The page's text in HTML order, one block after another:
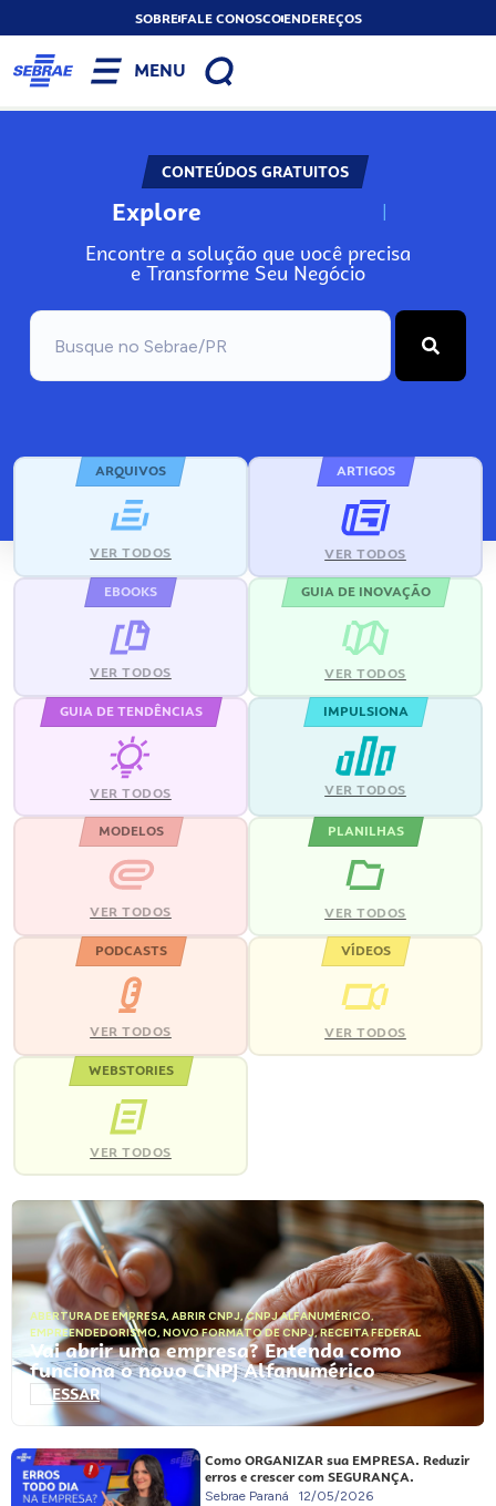
SOBREFALE CONOSCOENDEREÇOS
MENU
CONTEÚDOS GRATUITOS
Explore N
Encontre a solução que você precisa
e Transforme Seu Negócio
ARQUIVOS
VER TODOS
ARTIGOS
VER TODOS
EBOOKS
VER TODOS
GUIA DE INOVAÇÃO
VER TODOS
GUIA DE TENDÊNCIAS
VER TODOS
IMPULSIONA
VER TODOS
MODELOS
VER TODOS
PLANILHAS
VER TODOS
PODCASTS
VER TODOS
VÍDEOS
VER TODOS
WEBSTORIES
VER TODOS
ABERTURA DE EMPRESA, ABRIR CNPJ,CNPJ ALFANUMÉRICO,
EMPREENDEDORISMO, NOVO FORMATO DE CNPJ,RECEITA FEDERAL
Vai abrir uma empresa? Entenda como
funciona o novo CNPJ Alfanumérico
ACESSAR
Como ORGANIZAR sua EMPRESA. Reduzir
erros e crescer com SEGURANÇA.
Sebrae Paraná 12/05/2026